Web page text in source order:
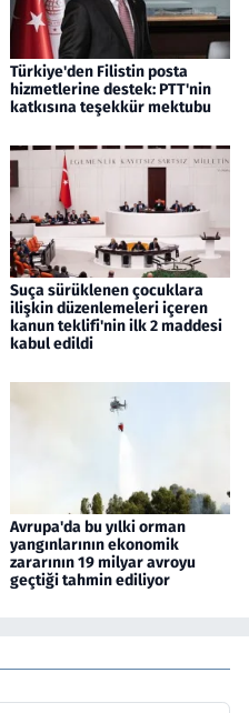
Türkiye'den Filistin posta
hizmetlerine destek: PTT'nin
katkısına teşekkür mektubu
Suça sürüklenen çocuklara
ilişkin düzenlemeleri içeren
kanun teklifi'nin ilk 2 maddesi
kabul edildi
Avrupa'da bu yılki orman
yangınlarının ekonomik
zararının 19 milyar avroyu
geçtiği tahmin ediliyor